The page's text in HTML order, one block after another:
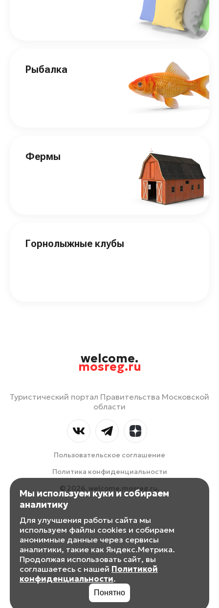
Рыбалка
Фермы
Горнолыжные клубы
welcome.
mosreg.ru
Туристический портал Правительства Московской
области
Пользовательское соглашение
Политика конфиденциальности
© 2026, welcome.mosreg.ru.
Мы используем куки и собираем
аналитику
Для улучшения работы сайта мы
используем файлы cookies и собираем
анонимные данные через сервисы
аналитики, такие как Яндекс.Метрика.
Продолжая использовать сайт, вы
соглашаетесь с нашей Политикой
конфиденциальности.
Понятно